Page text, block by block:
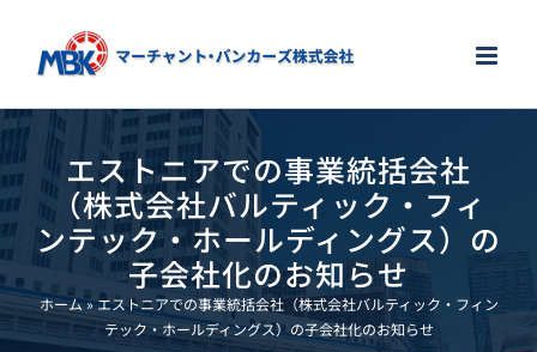
content
エストニアでの事業統括会社
（株式会社バルティック・フィ
ンテック・ホールディングス）の
子会社化のお知らせ
ホーム»エストニアでの事業統括会社（株式会社バルティック・フィン
テック・ホールディングス）の子会社化のお知らせ